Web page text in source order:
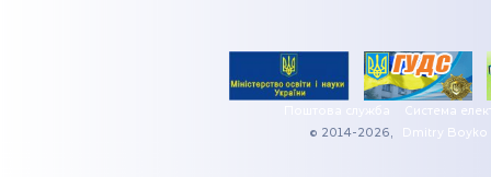
Поштова служба
Система
© 2014-2026,
Dmitry Boyko